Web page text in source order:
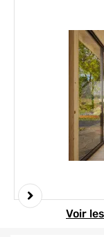
Element 1 sur 7
Voir